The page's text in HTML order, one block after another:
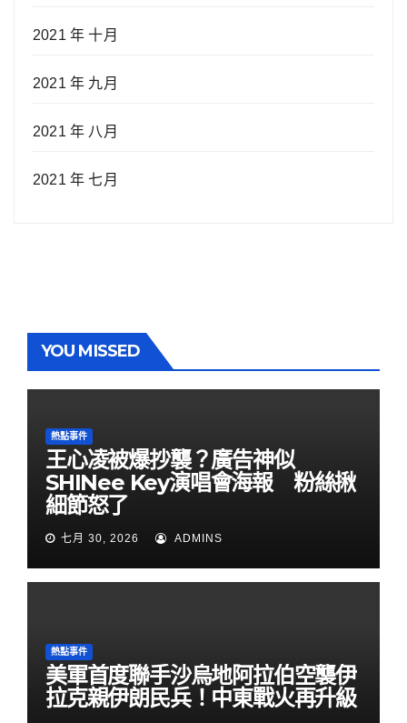
2021 年 十月
2021 年 九月
2021 年 八月
2021 年 七月
YOU MISSED
熱點事件
王心凌被爆抄襲？廣告神似
SHINee Key演唱會海報 粉絲揪
細節怒了
七月 30, 2026 ADMINS
熱點事件
美軍首度聯手沙烏地阿拉伯空襲伊
拉克親伊朗民兵！中東戰火再升級